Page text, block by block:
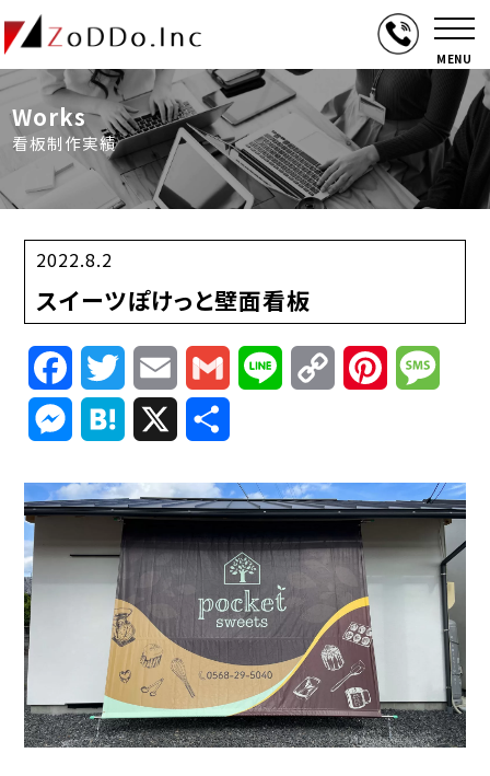
MENU
Works
看板制作実績
2022.8.2
スイーツぽけっと壁面看板
FacebookTwitterEmail Gmail Line
Copy
Link
Pinterest
Messenger
Hatena